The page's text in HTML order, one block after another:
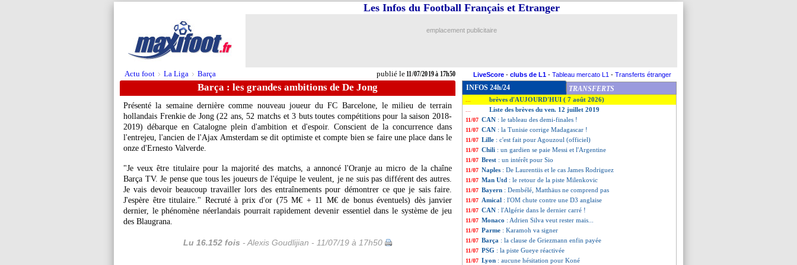
Actu foot > La Liga > Barça publié le11/07/2019 à 17h50
Les Infos du Football Français et Etranger
emplacement publicitaire
LiveScore - clubs de L1 - Tableau mercato L1 - Transferts étranger
Barça : les grandes ambitions de De Jong
Présenté la semaine dernière comme nouveau joueur du FC Barcelone, le milieu de terrain
hollandais Frenkie de Jong(22 ans, 52 matchs et 3 buts toutes compétitions pour la saison 2018-
2019) débarque en Catalogne plein d'ambition et d'espoir. Conscient de la concurrence dans
l'entrejeu, l'ancien de l'Ajax Amsterdam se dit optimiste et compte bien se faire une place dans le
onze d'Ernesto Valverde.
"Je veux être titulaire pour la majorité des matchs, a annoncé l'Oranje au micro de la chaîne
Barça TV. Je pense que tous les joueurs de l'équipe le veulent, je ne suis pas différent des autres.
Je vais devoir beaucoup travailler lors des entraînements pour démontrer ce que je sais faire.
J'espère être titulaire." Recruté à prix d'or (75 M€ + 11 M€ de bonus éventuels) dès janvier
dernier, le phénomène néerlandais pourrait rapidement devenir essentiel dans le système de jeu
des Blaugrana.
Lu 16.152 fois - Alexis Goudlijian - 11/07/19 à 17h50
INFOS 24h/24 TRANSFERTS
brèves d'AUJOURD'HUI ( 7 août 2026)
Liste des brèves du ven. 12 juillet 2019
11/07 CAN : le tableau des demi-finales !
11/07 CAN : la Tunisie corrige Madagascar !
11/07 Lille : c'est fait pour Agouzoul (officiel)
11/07 Chili : un gardien se paie Messi et l'Argentine
11/07 Brest : un intérêt pour Sio
11/07 Naples : De Laurentiis et le cas James Rodriguez
11/07 Man Utd : le retour de la piste Milenkovic
11/07 Bayern : Dembélé, Matthäus ne comprend pas
11/07 Amical : l'OM chute contre une D3 anglaise
11/07 CAN : l'Algérie dans le dernier carré !
11/07 Monaco : Adrien Silva veut rester mais...
11/07 Parme : Karamoh va signer
11/07 Barça : la clause de Griezmann enfin payée
11/07 PSG : la piste Gueye réactivée
11/07 Lyon : aucune hésitation pour Koné